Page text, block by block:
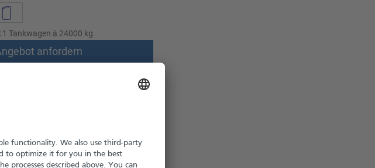
1 Tankwagen à 24000 kg
anfordern
und die Schweiz möglich